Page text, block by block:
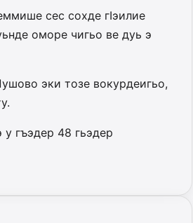
сес сохде гIэилие
оморе чигьо ве дуь э
эки тозе вокурдеигьо,
гъэдер 48 гьэдер